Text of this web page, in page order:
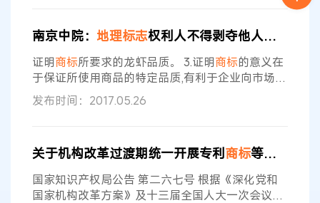
请终被驳回。 据悉，2013年3月，灌云豆丹协会向
国家工商行政管理总局商标 局（下称商标局）提出
第12275385号“灌云
南京中院： 地理标志权利人不得剥夺他人正当使用地名的权利
证明商标所要求的龙虾品质。 3.证明商标的意义在
于保证所使用商品的特定品质,有利于企业向市场推
销商品,也有利于消费者选择商品,保证商品的质
量。在证明 商标 中使用
了“盱眙龙虾”地理标志,但该地理标志仅占证明商标
很小一部分,在该 商标 中具有显著性和识别性的部分
应为龙虾图标,盱眙龙虾协会获准注册
发布时间：2017.05.26
关于机构改革过渡期统一开展专利商标等申请相关事宜使用印章及文书有关事项的公告（第267号）
国家知识产权局公告 第二六七号 根据《深化党和
国家机构改革方案》及十三届全国人大一次会议通